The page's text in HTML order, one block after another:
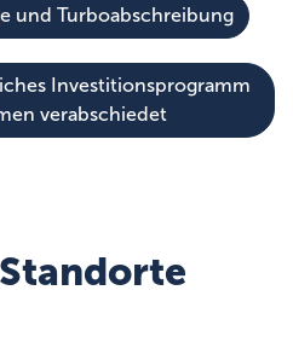
und Turboabschreibung
Investitionsprogramm
verabschiedet